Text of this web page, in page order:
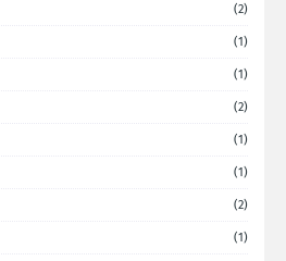
(2)
(1)
(1)
(2)
(1)
(1)
(2)
(1)